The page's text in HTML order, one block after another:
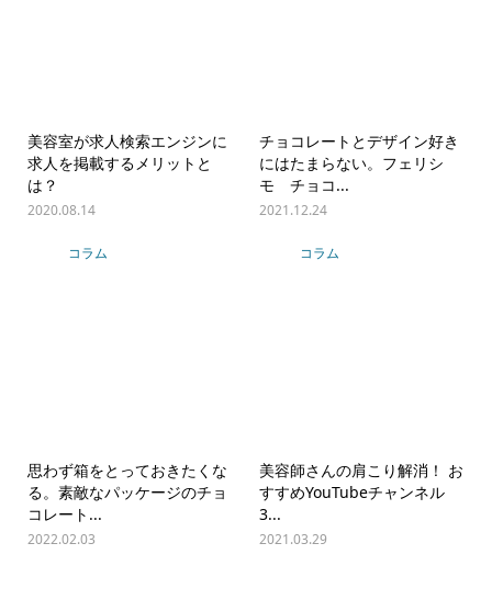
美容室が求人検索エンジンに
求人を掲載するメリットと
は？
2020.08.14
チョコレートとデザイン好き
にはたまらない。フェリシ
モ チョコ...
2021.12.24
コラム
思わず箱をとっておきたくな
る。素敵なパッケージのチョ
コレート...
2022.02.03
コラム
美容師さんの肩こり解消！ お
すすめYouTubeチャンネル
3...
2021.03.29